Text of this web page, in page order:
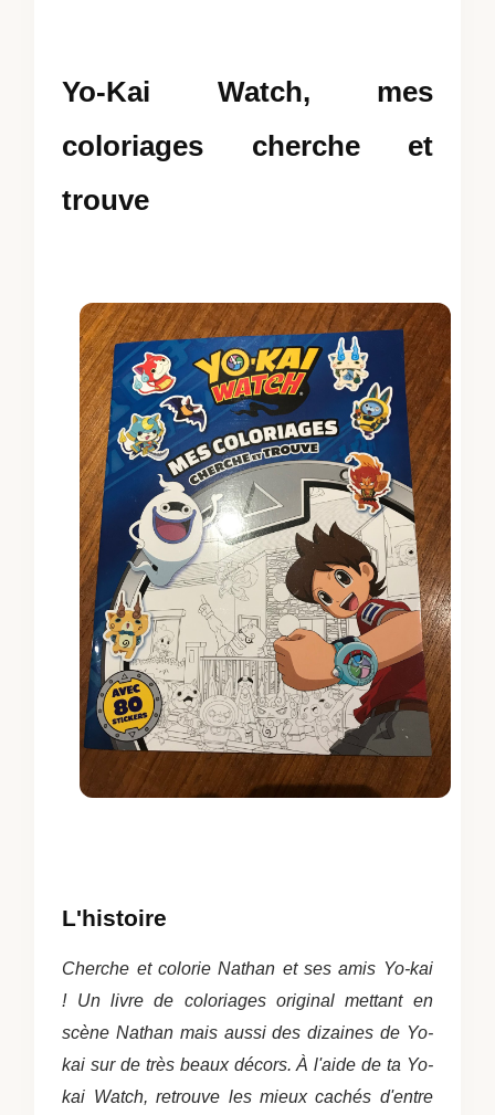
Yo-Kai Watch, mes
coloriages cherche et
trouve
L'histoire
Cherche et colorie Nathan et ses amis Yo-kai
! Un livre de coloriages original mettant en
scène Nathan mais aussi des dizaines de Yo-
kai sur de très beaux décors. À l'aide de ta Yo-
kai Watch, retrouve les mieux cachés d'entre